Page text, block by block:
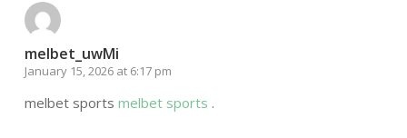
melbet_uwMi
January 15, 2026 at 6:17 pm
melbet sports melbet sports .